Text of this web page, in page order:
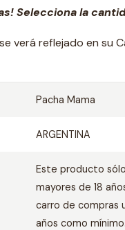
Selecciona la
verá reflejado en su
Pacha Mama
ARGENTINA
Este producto
mayores de 18
carro de compras
años como mínimo.